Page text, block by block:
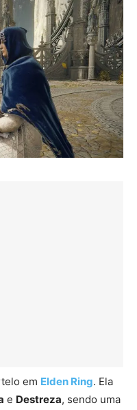
em Elden Ring. Ela
e Destreza, sendo uma